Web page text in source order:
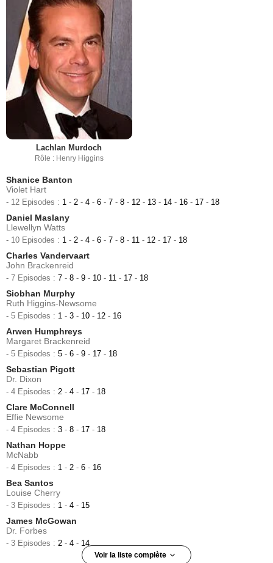
Lachlan Murdoch
Rôle : Henry Higgins
Shanice Banton
Violet Hart
- 12 Episodes : 1 - 2 - 4 - 6 - 7 - 8 - 12 - 13 - 14 - 16 - 17 - 18
Daniel Maslany
Llewellyn Watts
- 10 Episodes : 1 - 2 - 4 - 6 - 7 - 8 - 11 - 12 - 17 - 18
Charles Vandervaart
John Brackenreid
- 7 Episodes : 7 - 8 - 9 - 10 - 11 - 17 - 18
Siobhan Murphy
Ruth Higgins-Newsome
- 5 Episodes : 1 - 3 - 10 - 12 - 16
Arwen Humphreys
Margaret Brackenreid
- 5 Episodes : 5 - 6 - 9 - 17 - 18
Sebastian Pigott
Dr. Dixon
- 4 Episodes : 2 - 4 - 17 - 18
Clare McConnell
Effie Newsome
- 4 Episodes : 3 - 8 - 17 - 18
Nathan Hoppe
McNabb
- 4 Episodes : 1 - 2 - 6 - 16
Bea Santos
Louise Cherry
- 3 Episodes : 1 - 4 - 15
James McGowan
Dr. Forbes
- 3 Episodes : 2 - 4 - 14
Voir la liste complète